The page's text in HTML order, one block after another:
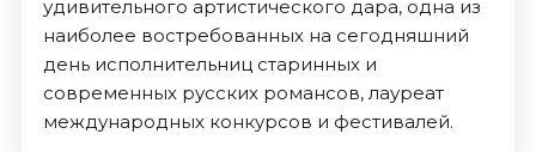
удивительного артистического дара, одна из
наиболее востребованных на сегодняшний
день исполнительниц старинных и
современных русских романсов, лауреат
международных конкурсов и фестивалей.